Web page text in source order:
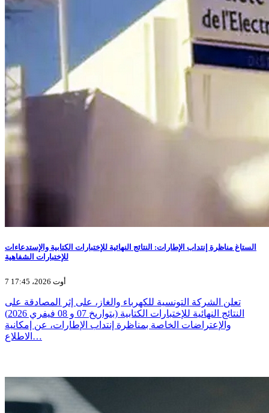
الستاغ مناظرة إنتداب الإطارات: النتائج النهائية للإختبارات الكتابية والإستدعاءات
للإختبارات الشفاهية
7 أوت 2026، 17:45
تعلن الشركة التونسية للكهرباء والغاز، على إثر المصادقة على
النتائج النهائية للإختبارات الكتابية (بتواريخ 07 و 08 فيفري 2026)
والإعتراضات الخاصة بمناظرة إنتداب الإطارات، عن إمكانية
الاطلاع…